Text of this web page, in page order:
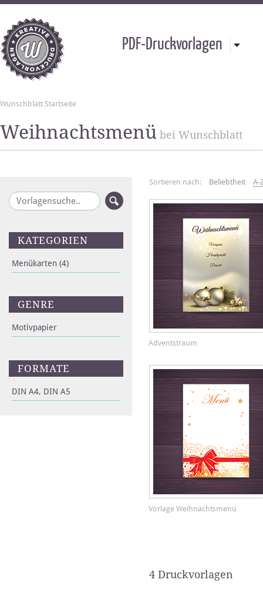
PDF-Druckvorlagen
Wunschblatt Startseite
Weihnachtsmenü bei Wunschblatt
KATEGORIEN
Menükarten (4)
GENRE
Motivpapier
FORMATE
DIN A4, DIN A5
Sortieren nach: Beliebtheit A-
Adventstraum
Vorlage Weihnachtsmenü
4 Druckvorlagen